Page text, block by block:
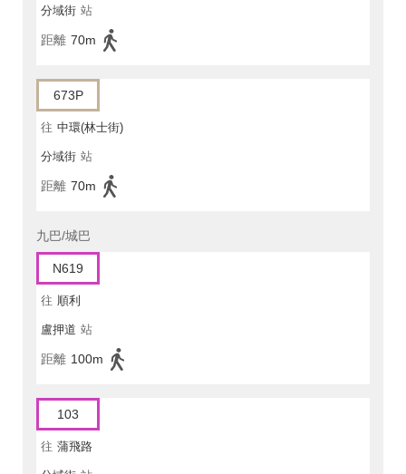
分域街 站
距離 70m
673P
往 中環(林士街)
分域街 站
距離 70m
九巴/城巴
N619
往 順利
盧押道 站
距離 100m
103
往 蒲飛路